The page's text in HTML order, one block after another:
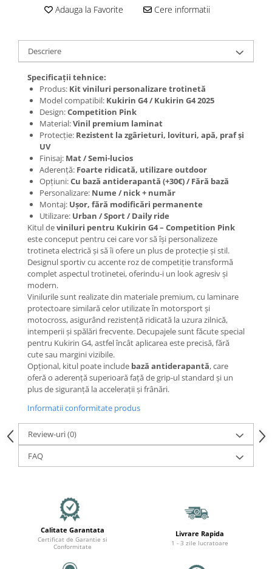
Camere de aer
Valve & extensii
Electronică
Acceleratoare & comenzi
Display-uri / ecrane
Lumini / iluminare
Motoare
Cabluri motoare
Senzori Hall
Baterii
Controlere & Conversoare DC/DC
Încărcătoare
Prize de încărcare
Cabluri pentru baterii
Componente baterii
Localizatoare GPS
Mecanică
Furci / mânere principale &
secundare
Pliere, pasadores & tije
Crickuri / suporturi parcare
Suspensii & amortizoare
Rulmenți
Transmisii & lanțuri
Claxoane / sonerii (timbres)
Frâne
Discuri de frana
Cabluri de frână
Manete de frână
Consumabile & Unelte
Adauga la Favorite Cere informatii
Descriere
Specificații tehnice:
Produs: Kit viniluri personalizare trotinetă
Model compatibil: Kukirin G4 / Kukirin G4 2025
Design:Competition Pink
Material:Vinil premium laminat
Protecție: Rezistent la zgârieturi, lovituri, apă, praf și
UV
Finisaj: Mat / Semi-lucios
Aderență: Foarte ridicată, utilizare outdoor
Opțiuni:Cu bază antiderapantă (+30€) / Fără bază
Personalizare: Nume / nick + număr
Montaj: Ușor, fără modificări permanente
Utilizare: Urban / Sport / Daily ride
Kitul deviniluri pentru Kukirin G4 – Competition Pink
este conceput pentru cei care vor să își personalizeze
trotineta electrică și să îi ofere un plus de protecție și stil.
Designul sportiv cu accente roz de competiție transformă
complet aspectul trotinetei, oferindu-i un look agresiv și
modern.
Vinilurile sunt realizate din materiale premium, cu laminare
protectoare similară celor utilizate în motorsport și
motocross, asigurând rezistență ridicată la uzura zilnică,
intemperii și spălări frecvente. Decupajele sunt făcute special
pentru Kukirin G4, astfel încât aplicarea este precisă, fără
cute sau margini vizibile.
Opțional, kitul poate include bază antiderapantă, care
oferă o aderență superioară față de grip-ul standard și un
plus de siguranță la accelerații și frânări.
Informatii conformitate produs
Review-uri(0)
FAQ
Calitate Garantata
Certificat de Garantie si
Conformitate
Livrare Rapida
1 - 3 zile lucratoare